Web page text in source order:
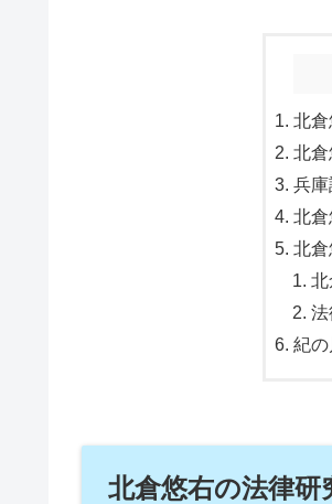
北
北
兵
北
北倉
紀
北倉悠右の法律